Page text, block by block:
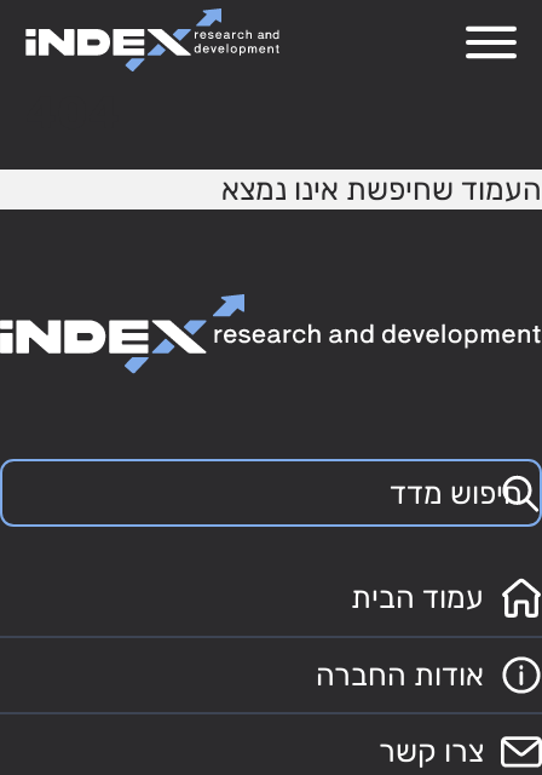
העמוד שחיפשת אינו נמצא
עמוד הבית
אודות החברה
צרו קשר